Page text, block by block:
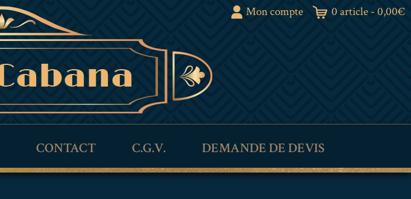
Mon compte 0 article - 0,00€
CONTACT C.G.V. DEMANDE DE DEVIS